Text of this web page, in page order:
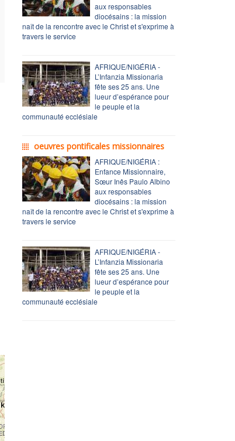
aux responsables
diocésains : la mission
naît de la rencontre avec le Christ et s'exprime à
travers le service
AFRIQUE/NIGÉRIA -
L’Infanzia Missionaria
fête ses 25 ans. Une
lueur d’espérance pour
le peuple et la
communauté ecclésiale
oeuvres pontificales missionnaires
AFRIQUE/NIGÉRIA :
Enfance Missionnaire,
Sœur Inês Paulo Albino
aux responsables
diocésains : la mission
naît de la rencontre avec le Christ et s'exprime à
travers le service
AFRIQUE/NIGÉRIA -
L’Infanzia Missionaria
fête ses 25 ans. Une
lueur d’espérance pour
le peuple et la
communauté ecclésiale